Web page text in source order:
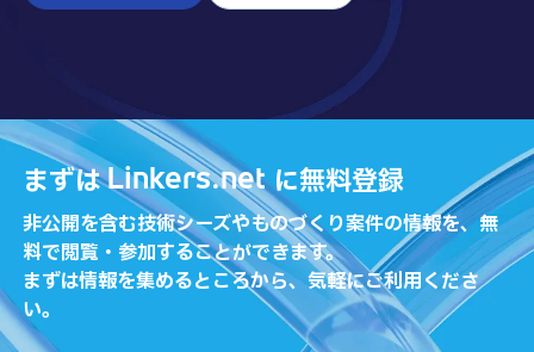
まずは Linkers.net に無料登録
非公開を含む技術シーズやものづくり案件の情報を、無
料で閲覧・参加することができます。
まずは情報を集めるところから、気軽にご利用くださ
い。